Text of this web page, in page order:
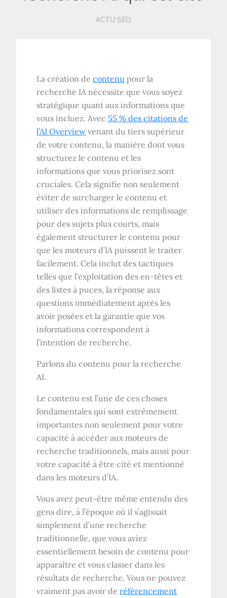
ACTU SEO
La création decontenu pour la
recherche IA nécessite que vous soyez
stratégique quant aux informations que
vous incluez. Avec 55 % des citations de
l’AI Overview venant du tiers supérieur
de votre contenu, la manière dont vous
structurez le contenu et les
informations que vous priorisez sont
cruciales. Cela signifie non seulement
éviter de surcharger le contenu et
utiliser des informations de remplissage
pour des sujets plus courts, mais
également structurer le contenu pour
que les moteurs d’IA puissent le traiter
facilement. Cela inclut des tactiques
telles que l’exploitation des en-têtes et
des listes à puces, la réponse aux
questions immédiatement après les
avoir posées et la garantie que vos
informations correspondent à
l’intention de recherche.
Parlons du contenu pour la recherche
AI.
Le contenu est l’une de ces choses
fondamentales qui sont extrêmement
importantes non seulement pour votre
capacité à accéder aux moteurs de
recherche traditionnels, mais aussi pour
votre capacité à être cité et mentionné
dans les moteurs d’IA.
Vous avez peut-être même entendu des
gens dire, à l’époque où il s’agissait
simplement d’une recherche
traditionnelle, que vous aviez
essentiellement besoin de contenu pour
apparaître et vous classer dans les
résultats de recherche. Vous ne pouvez
vraiment pas avoir deréférencement